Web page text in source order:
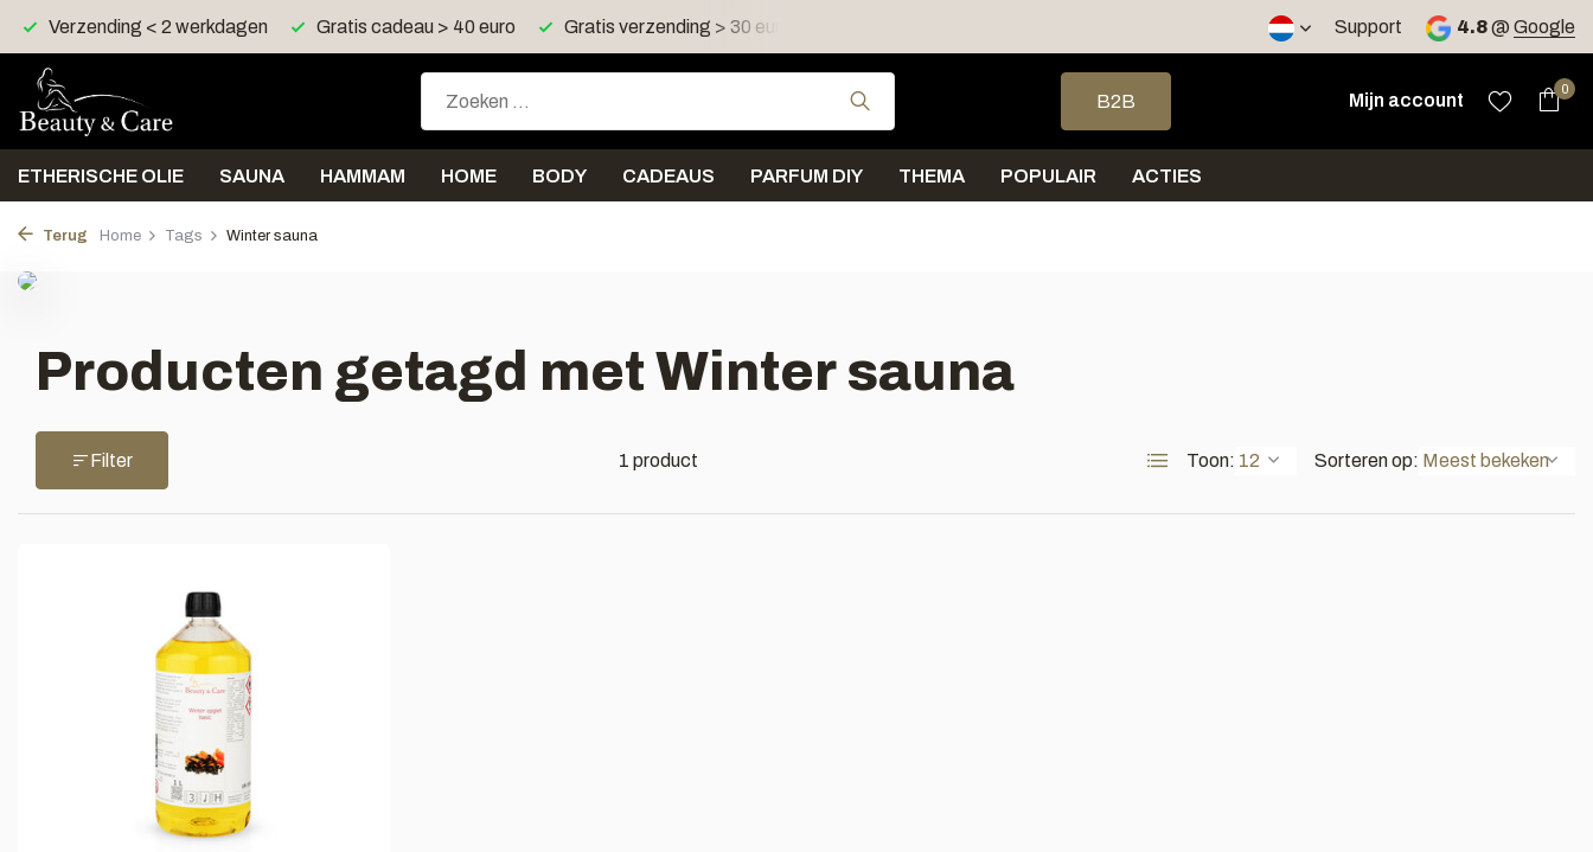
Verzending < 2 werkdagen Gratis cadeau > 40 euro Gratis verzending > 30 euro in NL en BE Support 4.8@ Google
Gebruik de pijltjes op en neer om een beschikbaar resultaat te selecteren. Druk
B2B
Mijn account
0
ETHERISCHE OLIE SAUNA HAMMAM HOME BODY CADEAUS PARFUM DIY THEMA POPULAIR ACTIES
Terug Home Tags Winter sauna
Producten getagd met Winter sauna
Filter 1 product Toon: Sorteren op: